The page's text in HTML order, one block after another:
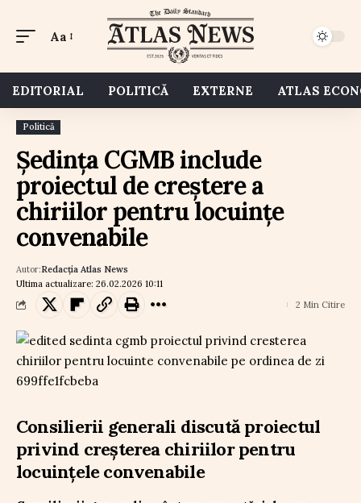
Aa
EDITORIAL POLITICĂ EXTERNE ATLAS
Politică
Ședința CGMB include
proiectul de creștere a
chiriilor pentru locuințe
convenabile
Ultima actualizare: 26.02.2026 10:11
Autor:Redacția Atlas News
2 Min Citire
Consilierii generali discută proiectul
privind creșterea chiriilor pentru
locuințele convenabile